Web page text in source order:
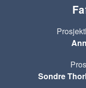
Sondre